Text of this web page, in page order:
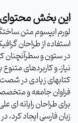
این بخش محتوای HTML است.
لورم ایپسوم متن
استفاده از طراحان
در ستون و سطرآنچنان
نیاز، و کاربردهای
کتابهای زیادی در
فراوان جامعه و
برای طراحان رایانه
زبان فارسی ایجاد